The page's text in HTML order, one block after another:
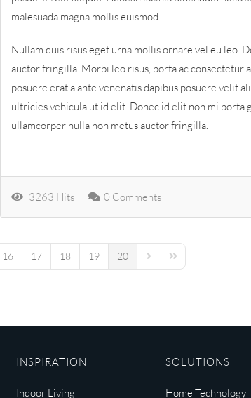
malesuada magna mollis euismod.
Nullam quis risus eget urna mollis ornare vel eu leo.
auctor fringilla. Morbi leo risus, porta ac consectetur
posuere erat a ante venenatis dapibus posuere velit
ultricies vehicula ut id elit. Donec id elit non mi porta
ullamcorper nulla non metus auctor fringilla.
3263 Hits 0 Comments
16 17 18 19 20 Next PageLast Page
INSPIRATION
Indoor Living
SOLUTIONS
Home Technology